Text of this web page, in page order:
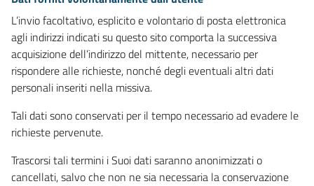
L’invio facoltativo, esplicito e volontario di posta elettronica
agli indirizzi indicati su questo sito comporta la successiva
acquisizione dell’indirizzo del mittente, necessario per
rispondere alle richieste, nonché degli eventuali altri dati
personali inseriti nella missiva.
Tali dati sono conservati per il tempo necessario ad evadere le
richieste pervenute.
Trascorsi tali termini i Suoi dati saranno anonimizzati o
cancellati, salvo che non ne sia necessaria la conservazione